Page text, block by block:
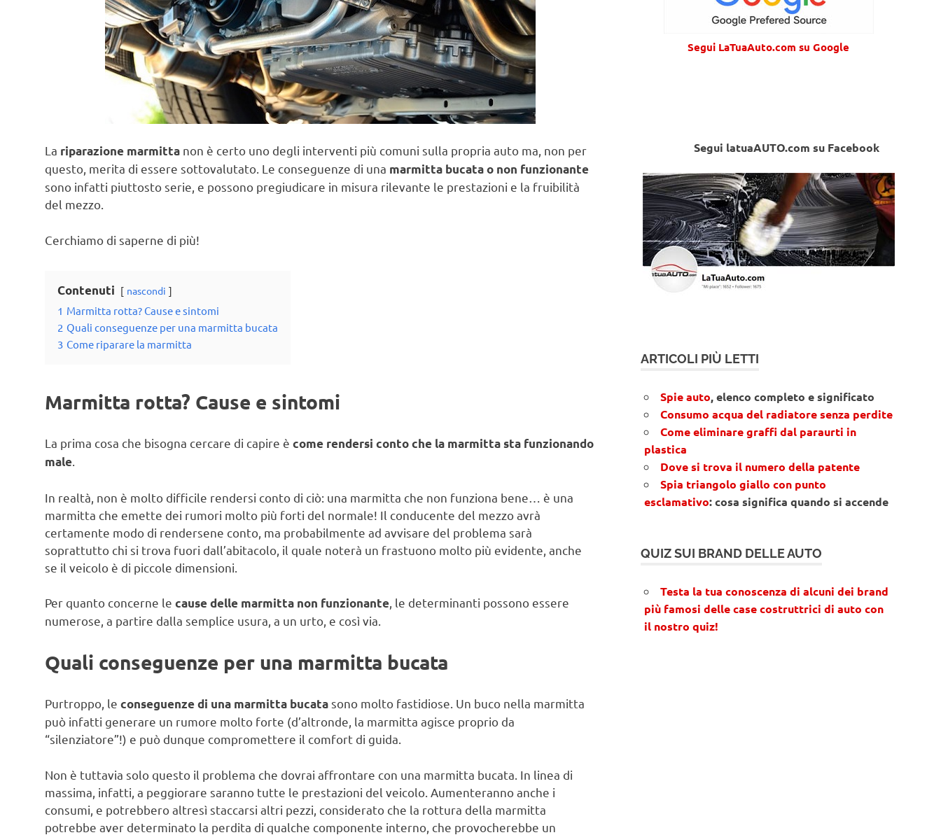
La riparazione marmitta non è certo uno degli interventi più comuni sulla propria auto ma, non per
questo, merita di essere sottovalutato. Le conseguenze di una marmitta bucata o non funzionante
sono infatti piuttosto serie, e possono pregiudicare in misura rilevante le prestazioni e la fruibilità
del mezzo.
Cerchiamo di saperne di più!
Contenuti nascondi
1 Marmitta rotta? Cause e sintomi
2 Quali conseguenze per una marmitta bucata
3 Come riparare la marmitta
Marmitta rotta? Cause e sintomi
La prima cosa che bisogna cercare di capire è come rendersi conto che la marmitta sta funzionando
male.
In realtà, non è molto difficile rendersi conto di ciò: una marmitta che non funziona bene… è una
marmitta che emette dei rumori molto più forti del normale! Il conducente del mezzo avrà
certamente modo di rendersene conto, ma probabilmente ad avvisare del problema sarà
soprattutto chi si trova fuori dall’abitacolo, il quale noterà un frastuono molto più evidente, anche
se il veicolo è di piccole dimensioni.
Per quanto concerne le cause delle marmitta non funzionante, le determinanti possono essere
numerose, a partire dalla semplice usura, a un urto, e così via.
Quali conseguenze per una marmitta bucata
Purtroppo, le conseguenze di una marmitta bucata sono molto fastidiose. Un buco nella marmitta
può infatti generare un rumore molto forte (d’altronde, la marmitta agisce proprio da
“silenziatore”!) e può dunque compromettere il comfort di guida.
Non è tuttavia solo questo il problema che dovrai affrontare con una marmitta bucata. In linea di
massima, infatti, a peggiorare saranno tutte le prestazioni del veicolo. Aumenteranno anche i
consumi, e potrebbero altresì staccarsi altri pezzi, considerato che la rottura della marmitta
potrebbe aver determinato la perdita di qualche componente interno, che provocherebbe un
Segui LaTuaAuto.com su Google
Segui latuaAUTO.com su Facebook
ARTICOLI PIÙ LETTI
Spie auto, elenco completo e significato
Consumo acqua del radiatore senza perdite
Come eliminare graffi dal paraurti in
plastica
Dove si trova il numero della patente
Spia triangolo giallo con punto
esclamativo: cosa significa quando si accende
QUIZ SUI BRAND DELLE AUTO
Testa la tua conoscenza di alcuni dei brand
più famosi delle case costruttrici di auto con
il nostro quiz!